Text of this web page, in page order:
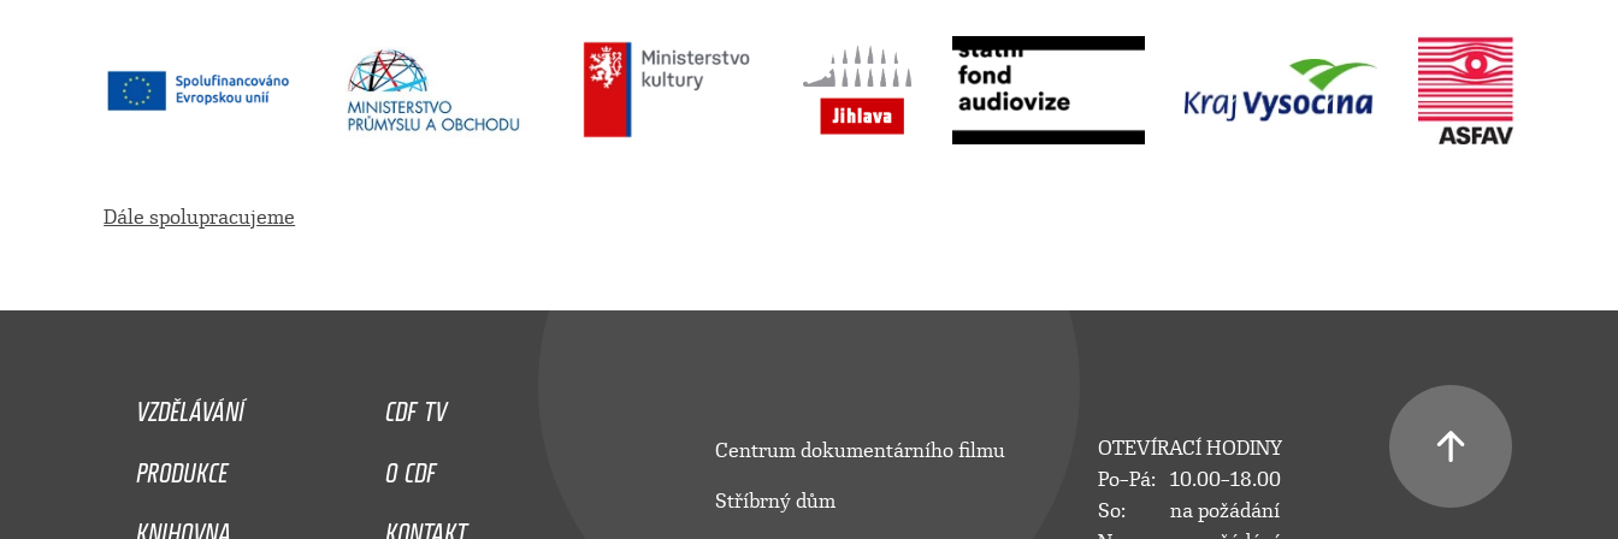
Dále spolupracujeme
VZDĚLÁVÁNÍ
CDF TV
PRODUKCE
O CDF
KNIHOVNA
KONTAKT
Centrum dokumentárního filmu
Stříbrný dům
OTEVÍRACÍ HODINY
Po–Pá:
10.00–18.00
So:
na požádání